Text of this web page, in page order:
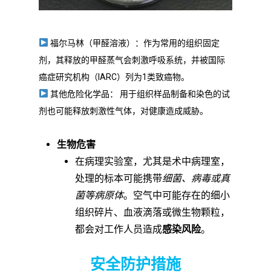
福尔马林（甲醛溶液）：作为常用的组织固定
剂，其释放的甲醛蒸气会刺激呼吸系统，并被国际
癌症研究机构（IARC）列为1类致癌物。
其他危险化学品： 用于组织样品制备和染色的试
剂也可能释放刺激性气体，对健康造成威胁。
生物危害
在病理实验室，尤其是术中病理室，
处理的标本可能携带细菌、病毒或真
菌等病原体。空气中可能存在的细小
组织碎片、血液滴落或微生物颗粒，
都会对工作人员造成感染风险。
安全防护措施